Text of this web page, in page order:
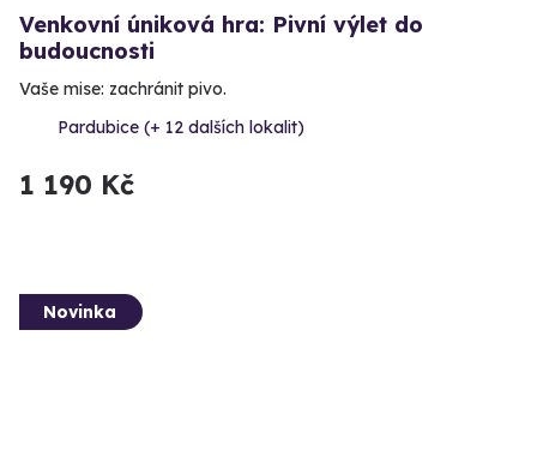
Venkovní úniková hra: Pivní výlet do
budoucnosti
Vaše mise: zachránit pivo.
Pardubice (+ 12 dalších lokalit)
1 190 Kč
Novinka